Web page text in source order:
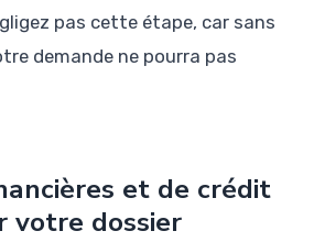
pas cette étape, car sans
demande ne pourra pas
et de crédit
votre dossier